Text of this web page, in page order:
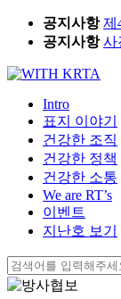
Skip
content
공지사항 제
공지사항 사
Intro
표지 이야기
건강한 조직
건강한 정책
건강한 소통
We are RT’s
이벤트
지난호 보기
검
색: